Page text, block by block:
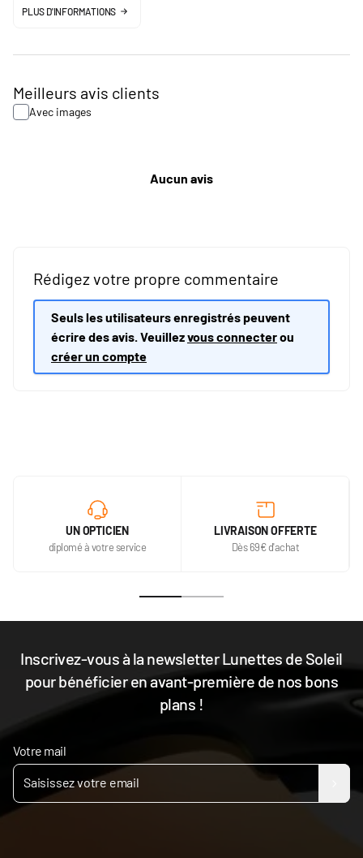
PLUS D'INFORMATIONS
Meilleurs avis clients
Avec images
Aucun avis
Rédigez votre propre commentaire
Seuls les utilisateurs enregistrés peuvent
écrire des avis. Veuillezvous connecterou
créer un compte
UN OPTICIEN
diplomé à votre service
LIVRAISON OFFERTE
Dès 69€ d'achat
Inscrivez-vous à la newsletter Lunettes de Soleil
pour bénéficier en avant-première de nos bons
plans !
Votre mail